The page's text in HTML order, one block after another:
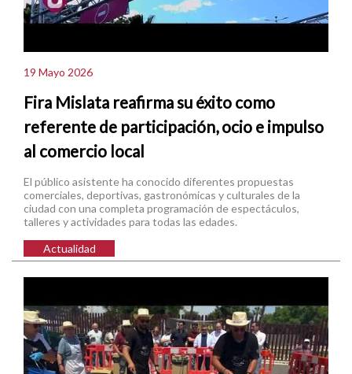
19 Mayo 2026
Fira Mislata reafirma su éxito como
referente de participación, ocio e impulso
al comercio local
El público asistente ha conocido diferentes propuestas
comerciales, deportivas, gastronómicas y culturales de la
ciudad con una completa programación de espectáculos,
talleres y actividades para todas las edades.
Actualidad